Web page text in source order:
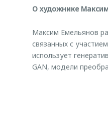
О художнике
Максим Емельянов
связанных с
использует
GAN, модели